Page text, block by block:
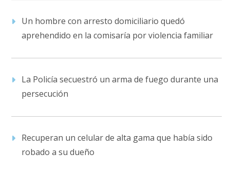
Un hombre con arresto domiciliario quedó
aprehendido en la comisaría por violencia familiar
La Policía secuestró un arma de fuego durante una
persecución
Recuperan un celular de alta gama que había sido
robado a su dueño